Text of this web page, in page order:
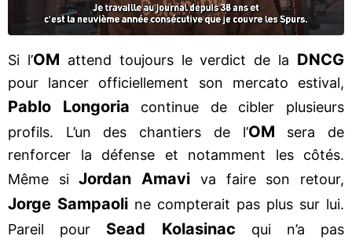
Si l’OM attend toujours le verdict de la DNCG
pour lancer officiellement son mercato estival,
Pablo Longoria continue de cibler plusieurs
profils. L’un des chantiers de l’OM sera de
renforcer la défense et notamment les côtés.
Même siJordan Amavi va faire son retour,
Jorge Sampaoli ne compterait pas plus sur lui.
Pareil pour Sead Kolasinac qui n’a pas